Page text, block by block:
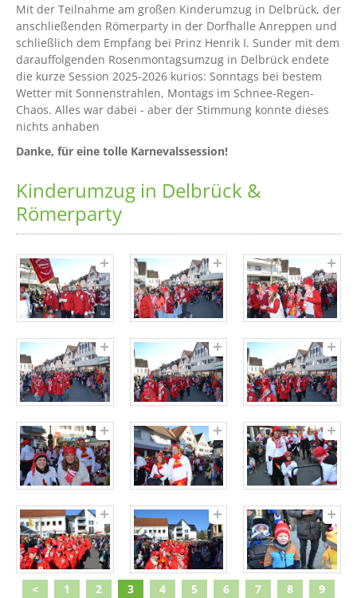
Mit der Teilnahme am großen Kinderumzug in Delbrück, der
anschließenden Römerparty in der Dorfhalle Anreppen und
schließlich dem Empfang bei Prinz Henrik I. Sunder mit dem
darauffolgenden Rosenmontagsumzug in Delbrück endete
die kurze Session 2025-2026 kurios: Sonntags bei bestem
Wetter mit Sonnenstrahlen, Montags im Schnee-Regen-
Chaos. Alles war dabei - aber der Stimmung konnte dieses
nichts anhaben
Danke, für eine tolle Karnevalssession!
Kinderumzug in Delbrück &
Römerparty
< 1 2 3 4 5 6 7 8
9